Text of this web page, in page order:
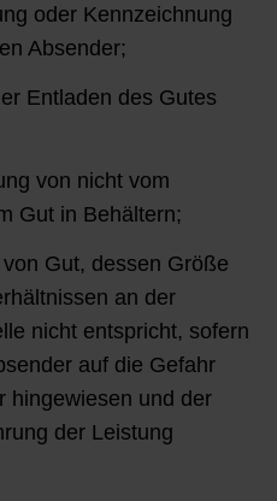
oder Kennzeichnung
Absender;
Entladen des Gutes
von nicht vom
Gut in Behältern;
Gut, dessen Größe
an der
nicht entspricht, sofern
auf die Gefahr
hingewiesen und der
der Leistung